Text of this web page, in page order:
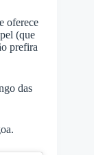
oferece
(que
prefira
das